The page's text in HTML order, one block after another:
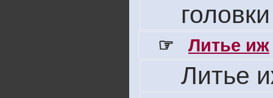
☞ Литье иж
Литье